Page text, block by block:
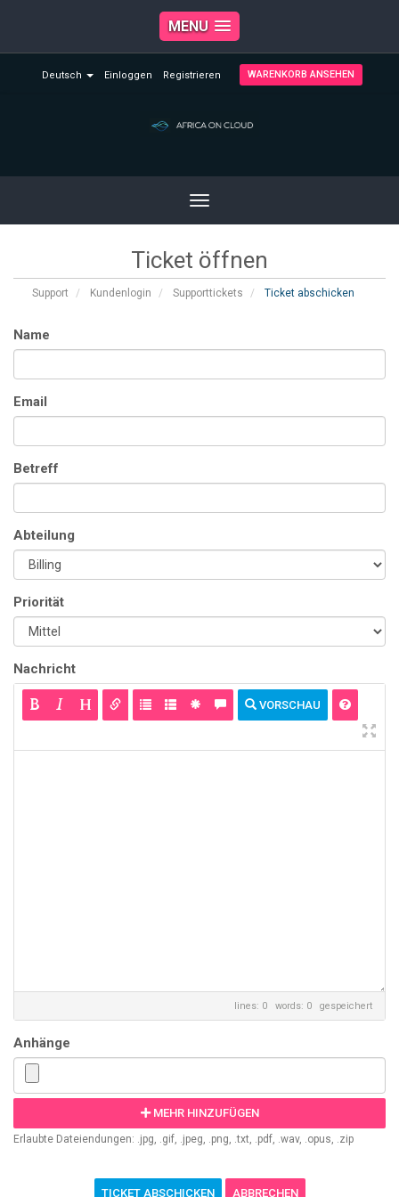
MENU
Deutsch Einloggen Registrieren WARENKORB ANSEHEN
Toggle
navigation
Ticket öffnen
Support Kundenlogin Supporttickets Ticket abschicken
Name
Email
Betreff
Abteilung
Priorität
Nachricht
VORSCHAU
lines: 0 words: 0 gespeichert
Anhänge
MEHR HINZUFÜGEN
Erlaubte Dateiendungen: .jpg, .gif, .jpeg, .png, .txt, .pdf, .wav, .opus, .zip
ABBRECHEN